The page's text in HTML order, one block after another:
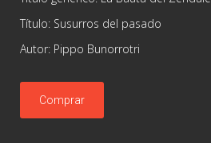
Título: Susurros del pasado
Autor: Pippo Bunorrotri
Comprar